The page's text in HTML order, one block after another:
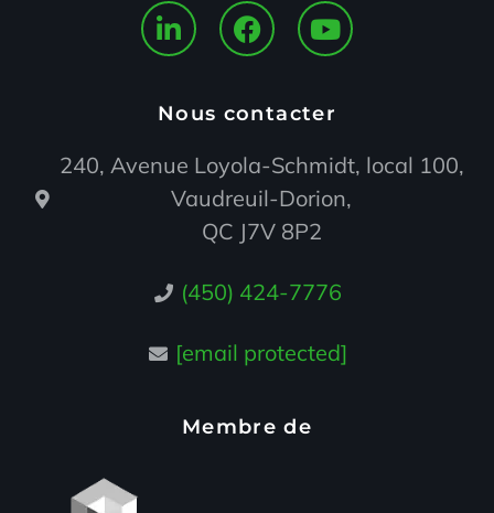
Nous contacter
240, Avenue Loyola-Schmidt, local 100,
Vaudreuil-Dorion,
QC J7V 8P2
(450) 424-7776
[email protected]
Membre de